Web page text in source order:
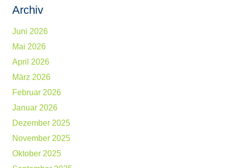
Archiv
Juni 2026
Mai 2026
April 2026
März 2026
Februar 2026
Januar 2026
Dezember 2025
November 2025
Oktober 2025